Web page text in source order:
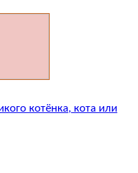
котёнка, кота или